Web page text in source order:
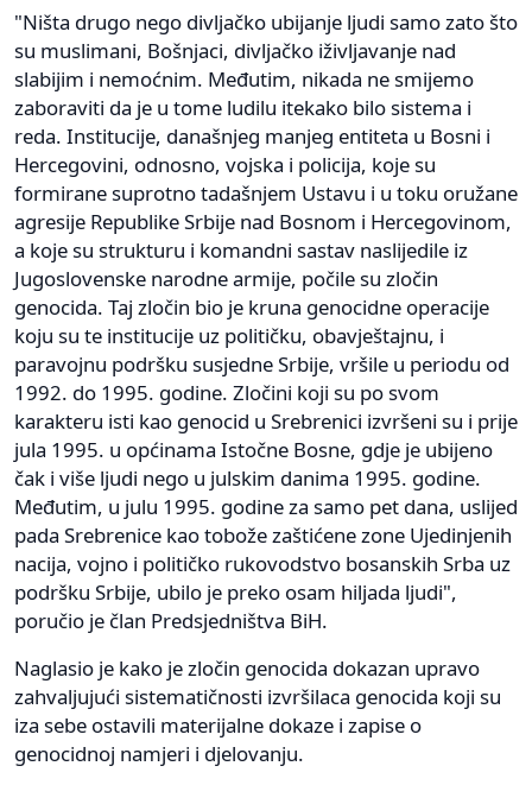
"Ništa drugo nego divljačko ubijanje ljudi samo zato što
su muslimani, Bošnjaci, divljačko iživljavanje nad
slabijim i nemoćnim. Međutim, nikada ne smijemo
zaboraviti da je u tome ludilu itekako bilo sistema i
reda. Institucije, današnjeg manjeg entiteta u Bosni i
Hercegovini, odnosno, vojska i policija, koje su
formirane suprotno tadašnjem Ustavu i u toku oružane
agresije Republike Srbije nad Bosnom i Hercegovinom,
a koje su strukturu i komandni sastav naslijedile iz
Jugoslovenske narodne armije, počile su zločin
genocida. Taj zločin bio je kruna genocidne operacije
koju su te institucije uz političku, obavještajnu, i
paravojnu podršku susjedne Srbije, vršile u periodu od
1992. do 1995. godine. Zločini koji su po svom
karakteru isti kao genocid u Srebrenici izvršeni su i prije
jula 1995. u općinama Istočne Bosne, gdje je ubijeno
čak i više ljudi nego u julskim danima 1995. godine.
Međutim, u julu 1995. godine za samo pet dana, uslijed
pada Srebrenice kao tobože zaštićene zone Ujedinjenih
nacija, vojno i političko rukovodstvo bosanskih Srba uz
podršku Srbije, ubilo je preko osam hiljada ljudi",
poručio je član Predsjedništva BiH.
Naglasio je kako je zločin genocida dokazan upravo
zahvaljujući sistematičnosti izvršilaca genocida koji su
iza sebe ostavili materijalne dokaze i zapise o
genocidnoj namjeri i djelovanju.